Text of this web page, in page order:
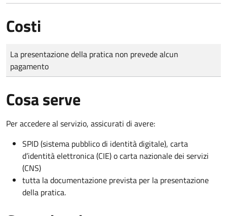
Costi
Tipo di pagamento
Importo
La presentazione della pratica non prevede alcun
pagamento
Cosa serve
Per accedere al servizio, assicurati di avere:
SPID (sistema pubblico di identità digitale), carta
d’identità elettronica (CIE) o carta nazionale dei servizi
(CNS)
tutta la documentazione prevista per la presentazione
della pratica.